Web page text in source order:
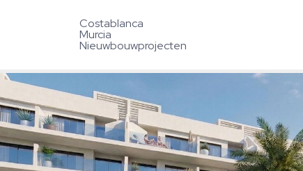
Costablanca
Murcia
Nieuwbouwprojecten